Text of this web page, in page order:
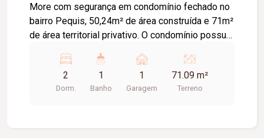
More com segurança em condomínio fechado no
bairro Pequis, 50,24m² de área construída e 71m²
de área territorial privativo. O condomínio possui:
Gourmet com churrasqueira, Interfone celular com
portão eletrônico, Sistema de segurança com
cerca elétrica. A casa possui: 02 quartos, Sala,
2
Dorm.
1
Banho
1
Garagem
71.09 m²
Terreno